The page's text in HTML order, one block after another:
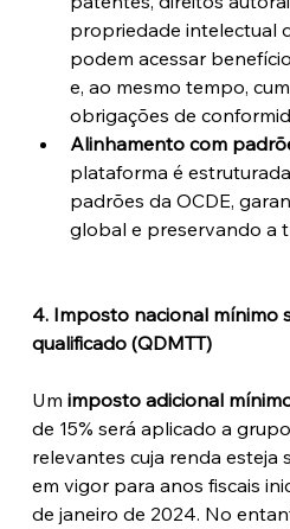
propriedade intelectual
podem acessar
e, ao mesmo tempo,
obrigações de
Alinhamento com
plataforma é
padrões da OCDE,
global e preservando a
4. Imposto nacional mínimo
qualificado (QDMTT)
Um imposto adicional
de 15% será aplicado a
relevantes cuja renda esteja
em vigor para anos fiscais
de janeiro de 2024. No